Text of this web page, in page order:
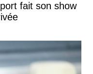
fait son show